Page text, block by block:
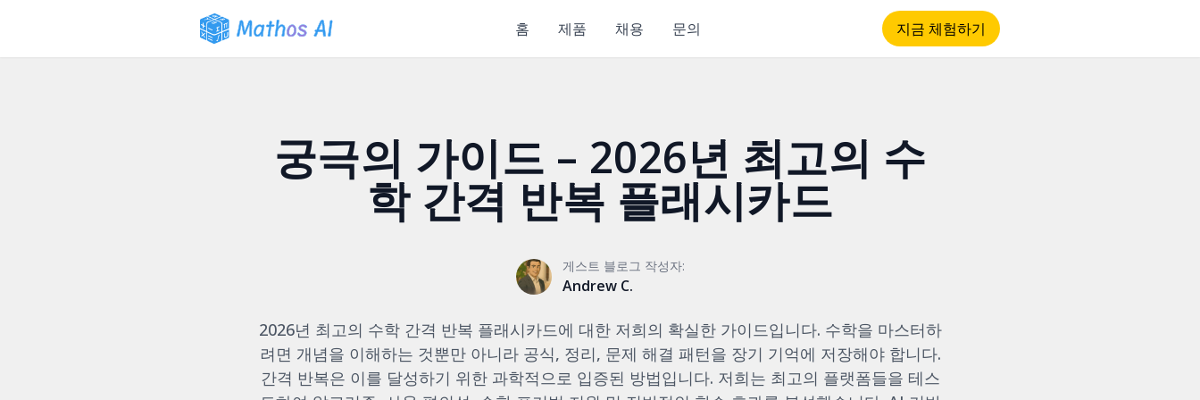
홈 제품 채용 문의 지금 체험하기
궁극의 가이드 – 2026년 최고의 수
학 간격 반복 플래시카드
게스트 블로그 작성자:
Andrew C.
2026년 최고의 수학 간격 반복 플래시카드에 대한 저희의 확실한 가이드입니다. 수학을 마스터하
려면 개념을 이해하는 것뿐만 아니라 공식, 정리, 문제 해결 패턴을 장기 기억에 저장해야 합니다.
간격 반복은 이를 달성하기 위한 과학적으로 입증된 방법입니다. 저희는 최고의 플랫폼들을 테스